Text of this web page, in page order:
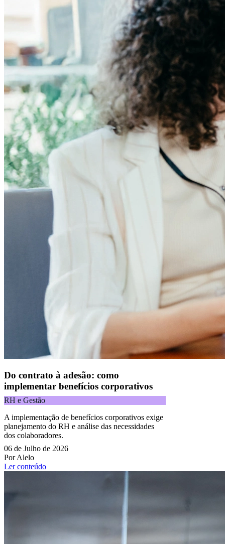
Do contrato à adesão: como
implementar benefícios corporativos
RH e Gestão
A implementação de benefícios corporativos exige
planejamento do RH e análise das necessidades
dos colaboradores.
06 de Julho de 2026
Por Alelo
Ler conteúdo